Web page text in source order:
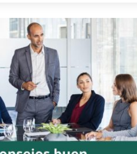
los fallos más